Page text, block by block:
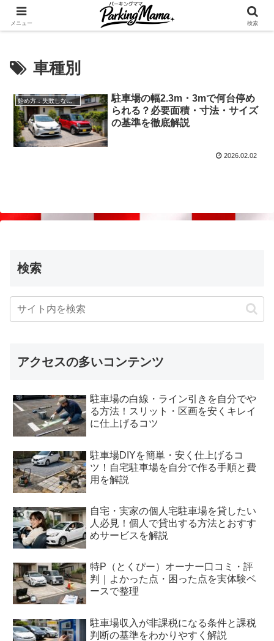
✨空き家・自宅の駐車場を貸してゆとりget🍵
車種別
始め方：失敗しない自宅駐車場貸し出し
駐車場の幅2.3m・3mで何台停め
られる？必要面積・寸法・サイズ
の基準を徹底解説
2026.02.02
検索
アクセスの多いコンテンツ
駐車場の白線・ライン引きを自分でや
る方法！スリット・区画を安くキレイ
に仕上げるコツ
駐車場DIYを簡単・安く仕上げるコ
ツ！自宅駐車場を自分で作る手順と費
用を解説
自宅・実家の個人宅駐車場を貸したい
人必見！個人で貸出する方法とおすす
めサービスを解説
特P（とくぴー）オーナー口コミ・評
判｜よかった点・困った点を実体験ベ
ースで整理
駐車場収入が非課税になる条件と課税
判断の基準をわかりやすく解説
メニュー 検索